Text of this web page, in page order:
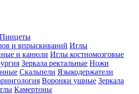
Пинцеты
и впрыскиваний Иглы
и канюли Иглы костномозговые
Зеркала ректальные Ножи
Скальпели Языкодержатели
Воронки ушные Зеркала
Камертоны